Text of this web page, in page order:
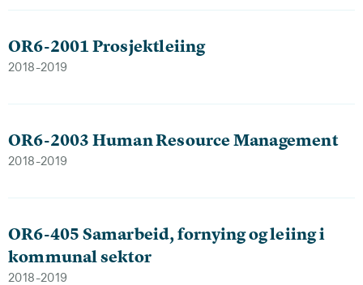
OR6-2001 Prosjektleiing
2018-2019
OR6-2003 Human Resource Management
2018-2019
OR6-405 Samarbeid, fornying og leiing i
kommunal sektor
2018-2019